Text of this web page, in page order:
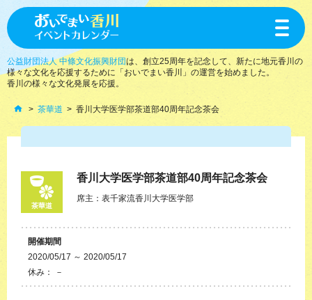
toggle
公益財団法人 中條文化振興財団は、創立25周年を記念して、新たに地元香川の
様々な文化を応援するために「おいでまい香川」の運営を始めました。
香川の様々な文化発展を応援。
茶華道 香川大学医学部茶道部40周年記念茶会
茶華道
香川大学医学部茶道部40周年記念茶会
席主：表千家流香川大学医学部
開催期間
2020/05/17 ～ 2020/05/17
休み： －